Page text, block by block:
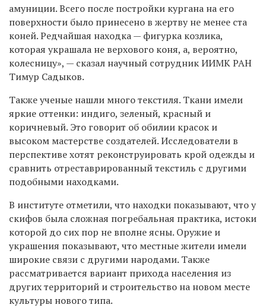
амуниции. Всего после постройки кургана на его
поверхности было принесено в жертву не менее ста
коней. Редчайшая находка — фигурка козлика,
которая украшала не верхового коня, а, вероятно,
колесницу», — сказал научный сотрудник ИИМК РАН
Тимур Садыков.
Также ученые нашли много текстиля. Ткани имели
яркие оттенки: индиго, зеленый, красный и
коричневый. Это говорит об обилии красок и
высоком мастерстве создателей. Исследователи в
перспективе хотят реконструировать крой одежды и
сравнить отреставрированный текстиль с другими
подобными находками.
В институте отметили, что находки показывают, что у
скифов была сложная погребальная практика, истоки
которой до сих пор не вполне ясны. Оружие и
украшения показывают, что местные жители имели
широкие связи с другими народами. Также
рассматривается вариант прихода населения из
других территорий и строительство на новом месте
культуры нового типа.